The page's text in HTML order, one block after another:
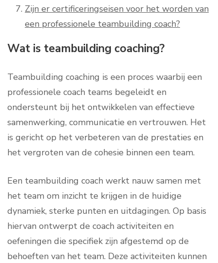
Zijn er certificeringseisen voor het worden van
een professionele teambuilding coach?
Wat is teambuilding coaching?
Teambuilding coaching is een proces waarbij een
professionele coach teams begeleidt en
ondersteunt bij het ontwikkelen van effectieve
samenwerking, communicatie en vertrouwen. Het
is gericht op het verbeteren van de prestaties en
het vergroten van de cohesie binnen een team.
Een teambuilding coach werkt nauw samen met
het team om inzicht te krijgen in de huidige
dynamiek, sterke punten en uitdagingen. Op basis
hiervan ontwerpt de coach activiteiten en
oefeningen die specifiek zijn afgestemd op de
behoeften van het team. Deze activiteiten kunnen